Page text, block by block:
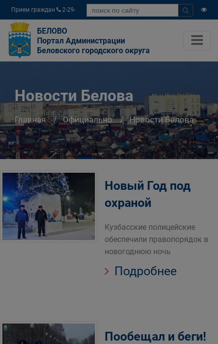
Прием граждан
2-29-
04
БЕЛОВО
Портал Администрации
Беловского городского округа
Новости Белова
Главная Официально Новости Белова
Новый Год под
охраной
Кузбасские полицейские
обеспечили правопорядок в
новогоднюю ночь
Подробнее
Пообещал и беги!